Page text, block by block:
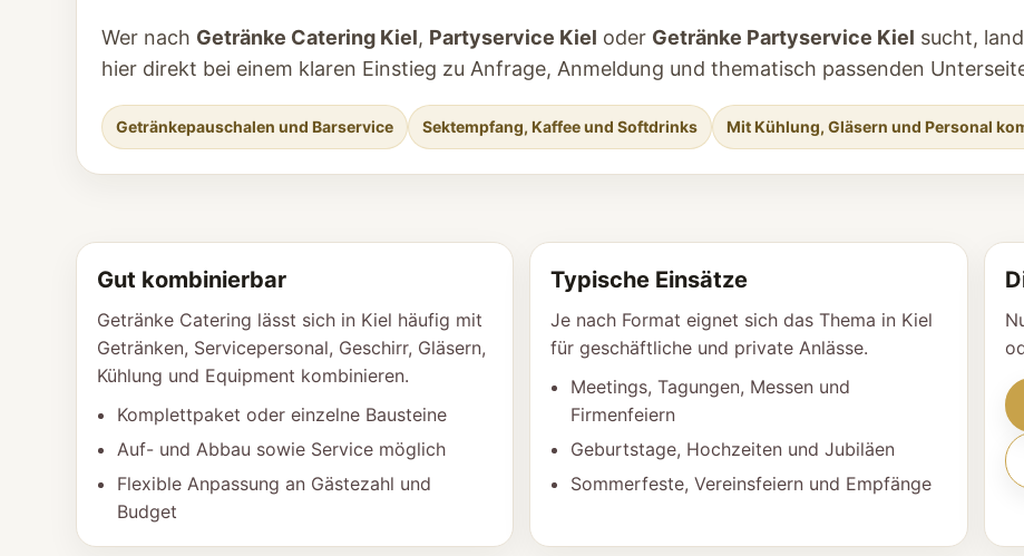
Wer nach Getränke Catering Kiel, Partyservice Kiel oder Getränke Partyservice Kiel sucht,
hier direkt bei einem klaren Einstieg zu Anfrage, Anmeldung und thematisch passenden
Getränkepauschalen und Barservice Sektempfang, Kaffee und Softdrinks Mit Kühlung, Gläsern und Personal
Gut kombinierbar
Getränke Catering lässt sich in Kiel häufig mit
Getränken, Servicepersonal, Geschirr, Gläsern,
Kühlung und Equipment kombinieren.
Komplettpaket oder einzelne Bausteine
Auf- und Abbau sowie Service möglich
Flexible Anpassung an Gästezahl und
Budget
Typische Einsätze
Je nach Format eignet sich das Thema in Kiel
für geschäftliche und private Anlässe.
Meetings, Tagungen, Messen und
Firmenfeiern
Geburtstage, Hochzeiten und Jubiläen
Sommerfeste, Vereinsfeiern und Empfänge